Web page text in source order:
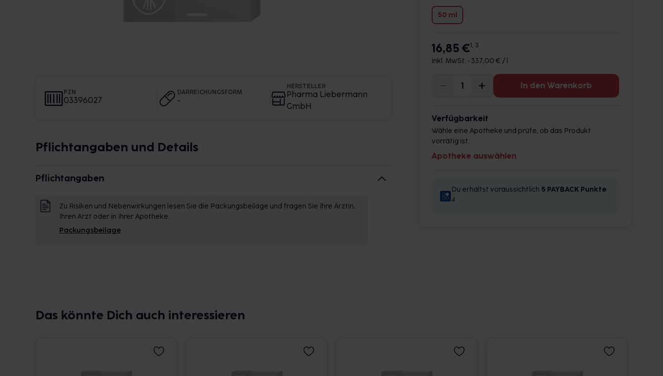
PZN
03396027
DARREICHUNGSFORM
-
HERSTELLER
Pharma Liebermann
GmbH
Pflichtangaben und Details
Pflichtangaben
Zu Risiken und Nebenwirkungen lesen Sie die Packungsbeilage und fragen Sie Ihre Ärztin,
Ihren Arzt oder in Ihrer Apotheke.
Packungsbeilage
50 ml
16,85 €1, 3
inkl. MwSt. • 337,00 € / l
In den Warenkorb
Verfügbarkeit
Wähle eine Apotheke und prüfe, ob das Produkt
vorrätig ist.
Apotheke auswählen
Du erhältst voraussichtlich 5 PAYBACK Punkte
4
Das könnte Dich auch interessieren